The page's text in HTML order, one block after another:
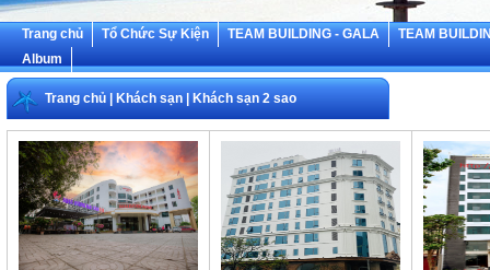
Trang chủ Tổ Chức Sự Kiện TEAM BUILDING - GALA
TEAM
Album
Trang chủ Khách sạn Khách sạn 2 sao